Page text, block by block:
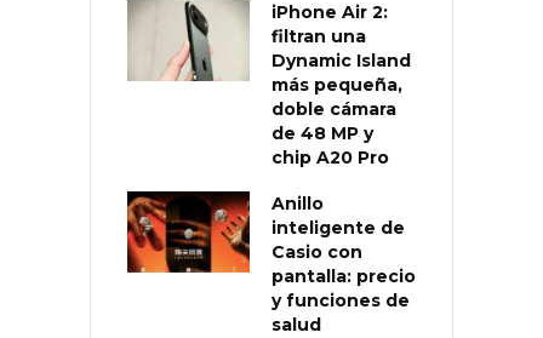
iPhone Air 2:
filtran una
Dynamic Island
más pequeña,
doble cámara
de 48 MP y
chip A20 Pro
Anillo
inteligente de
Casio con
pantalla: precio
y funciones de
salud